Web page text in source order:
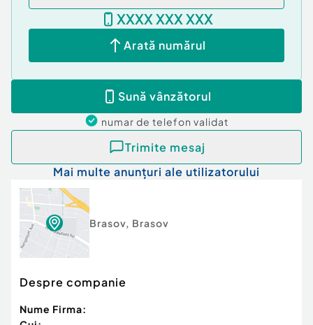
XXXX XXX XXX
Arată numărul
Sună vânzătorul
numar de telefon validat
Trimite mesaj
Mai multe anunțuri ale utilizatorului
Brasov, Brasov
Despre companie
Nume Firma: